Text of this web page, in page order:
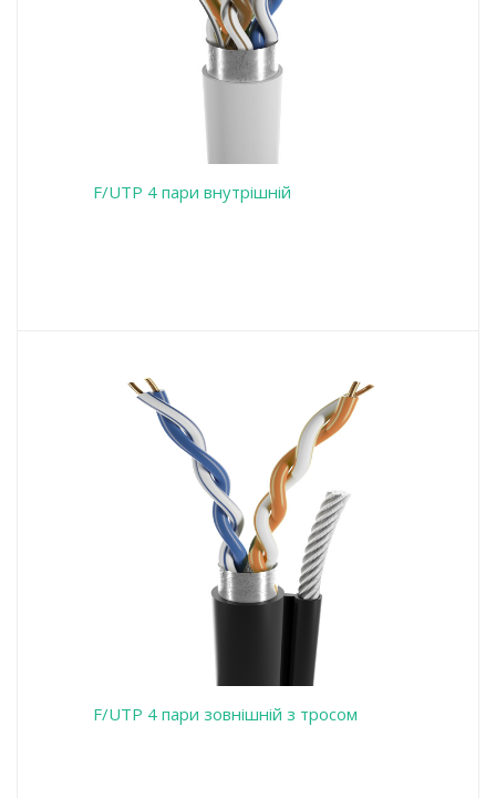
F/UTP 4 пари внутрішній
F/UTP 4 пари зовнішній з тросом